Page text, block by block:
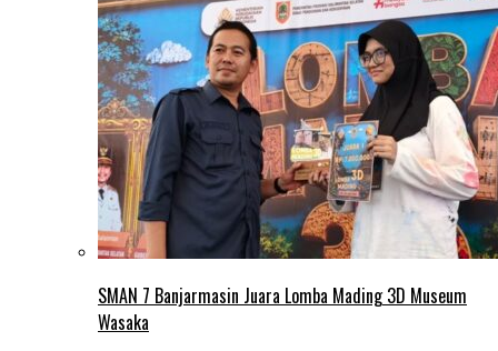
SMAN 7 Banjarmasin Juara Lomba Mading 3D Museum
Wasaka